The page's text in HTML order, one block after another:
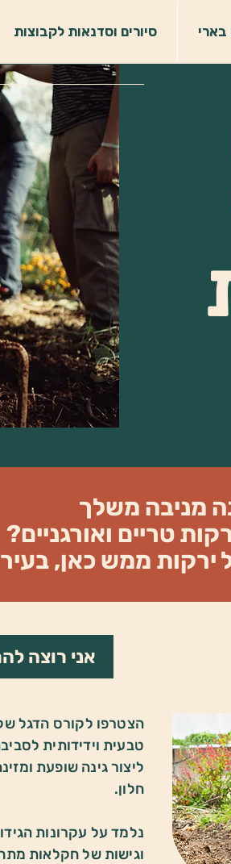
בארי סיורים וסדנאות לקבוצות
מניבה משלך
טריים ואורגניים?
ירקות ממש כאן,
אני רוצה
הצטרפו לקורס הדגל
טבעית וידידותית
ליצור גינה שופעת
חלון.
נלמד על עקרונות
וגישות של חקלאות